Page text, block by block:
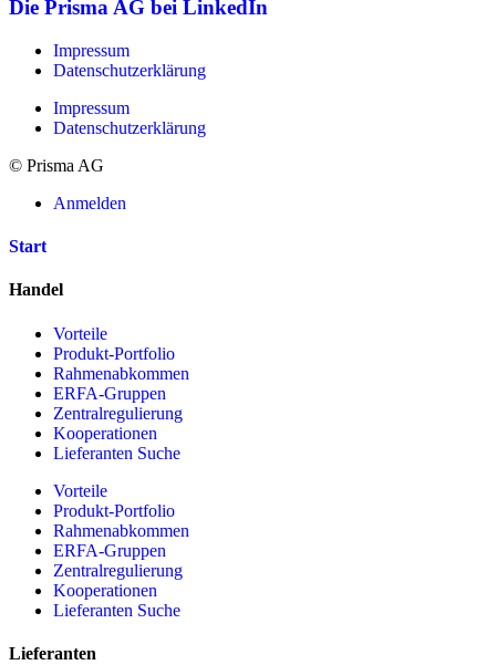
Die Prisma AG bei LinkedIn
Impressum
Datenschutzerklärung
Impressum
Datenschutzerklärung
© Prisma AG
Anmelden
Start
Handel
Vorteile
Produkt-Portfolio
Rahmenabkommen
ERFA-Gruppen
Zentralregulierung
Kooperationen
Lieferanten Suche
Vorteile
Produkt-Portfolio
Rahmenabkommen
ERFA-Gruppen
Zentralregulierung
Kooperationen
Lieferanten Suche
Lieferanten